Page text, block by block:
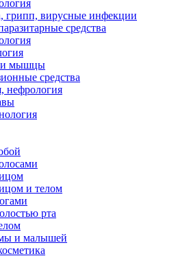
грипп, вирусные инфекции
средства
и мышцы
средства
нефрология
и телом
рта
и малышей